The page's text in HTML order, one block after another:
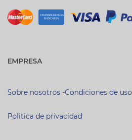
EMPRESA
Sobre nosotros -Condiciones de uso
Politica de privacidad